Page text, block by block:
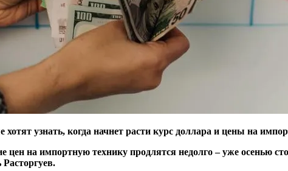
узнать, когда начнет расти курс доллара и цены на
цен на импортную технику продлятся недолго – уже осенью